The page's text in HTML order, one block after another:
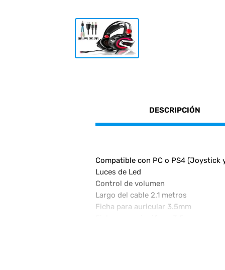
DESCRIPCIÓN
Compatible con PC o PS4 (Joystick
Luces de Led
Control de volumen
Largo del cable 2.1 metros
Ficha para auricular 3.5mm
Adaptador a plug single Jack para